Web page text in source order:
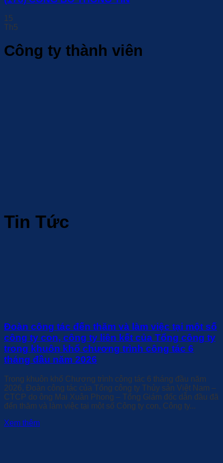
15
Th5
Công ty thành viên
Tin Tức
Đoàn công tác đến thăm và làm việc tại một số
công ty con, công ty liên kết của Tổng công ty
trong khuôn khổ chương trình công tác 6
tháng đầu năm 2026
Trong khuôn khổ Chương trình công tác 6 tháng đầu năm
2026, Đoàn công tác của Tổng công ty Thủy sản Việt Nam –
CTCP do ông Mai Xuân Phong – Tổng Giám đốc dẫn đầu đã
đến thăm và làm việc tại một số Công ty con, Công ty...
Xem thêm